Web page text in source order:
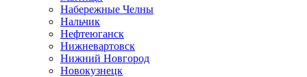
Набережные Челны
Нальчик
Нефтеюганск
Нижневартовск
Нижний Новгород
Новокузнецк